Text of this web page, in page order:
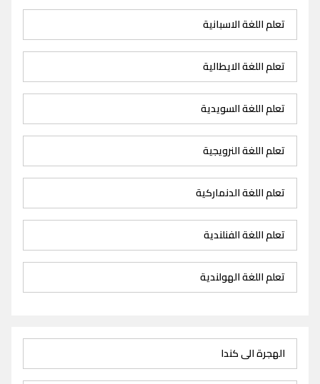
تعلم اللغة الاسبانية
تعلم اللغة الايطالية
تعلم اللغة السويدية
تعلم اللغة النرويجية
تعلم اللغة الدنماركية
تعلم اللغة الفنلندية
تعلم اللغة الهولندية
الهجرة الى كندا